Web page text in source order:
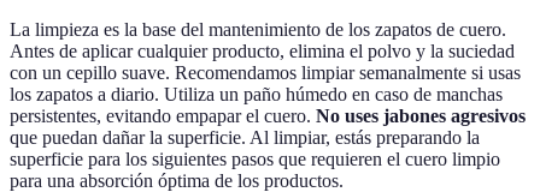
La limpieza es la base del mantenimiento de los zapatos de cuero.
Antes de aplicar cualquier producto, elimina el polvo y la suciedad
con un cepillo suave. Recomendamos limpiar semanalmente si usas
los zapatos a diario. Utiliza un paño húmedo en caso de manchas
persistentes, evitando empapar el cuero. No uses jabones agresivos
que puedan dañar la superficie. Al limpiar, estás preparando la
superficie para los siguientes pasos que requieren el cuero limpio
para una absorción óptima de los productos.